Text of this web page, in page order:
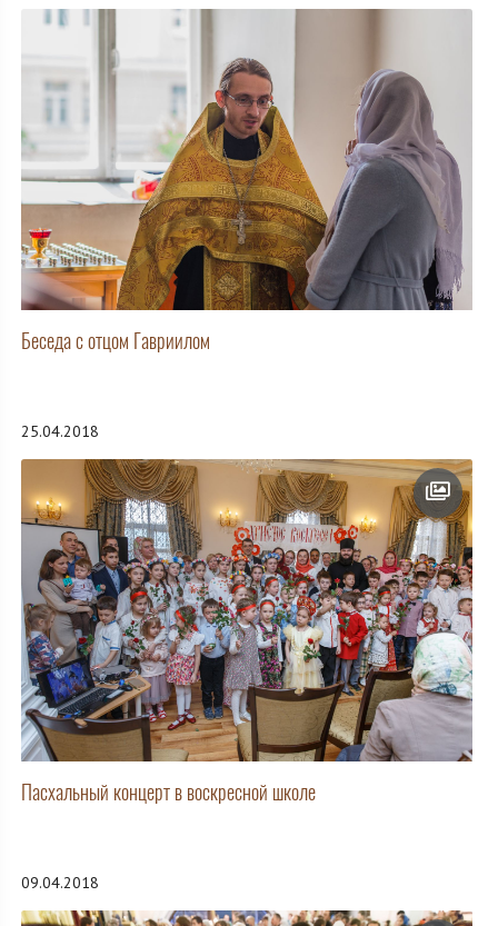
Беседа с отцом Гавриилом
25.04.2018
Пасхальный концерт в воскресной школе
09.04.2018